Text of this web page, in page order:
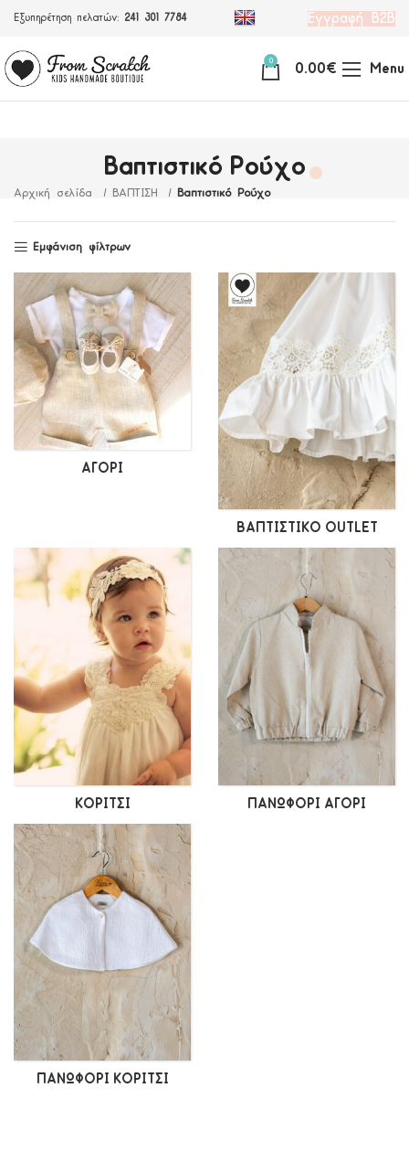
Εξυπηρέτηση πελατών: 241 301 7784 Εγγραφή Β2Β
0
0.00€ Menu
Βαπτιστικό Ρούχο
Αρχική σελίδα ΒΑΠΤΙΣΗ Βαπτιστικό Ρούχο
Εμφάνιση φίλτρων
ΑΓΌΡΙ
ΒΑΠΤΙΣΤΙΚΌ OUTLET
ΚΟΡΊΤΣΙ ΠΑΝΩΦΌΡΙ ΑΓΌΡΙ
ΠΑΝΩΦΌΡΙ ΚΟΡΊΤΣΙ